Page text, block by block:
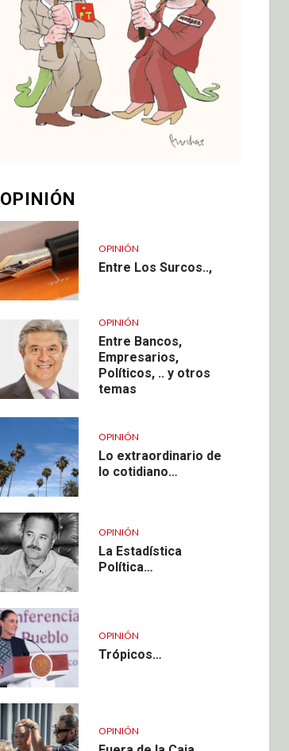
OPINIÓN
OPINIÓN
Entre Los Surcos..,
OPINIÓN
Entre Bancos,
Empresarios,
Políticos, .. y otros
temas
OPINIÓN
Lo extraordinario de
lo cotidiano…
OPINIÓN
La Estadística
Política…
OPINIÓN
Trópicos…
OPINIÓN